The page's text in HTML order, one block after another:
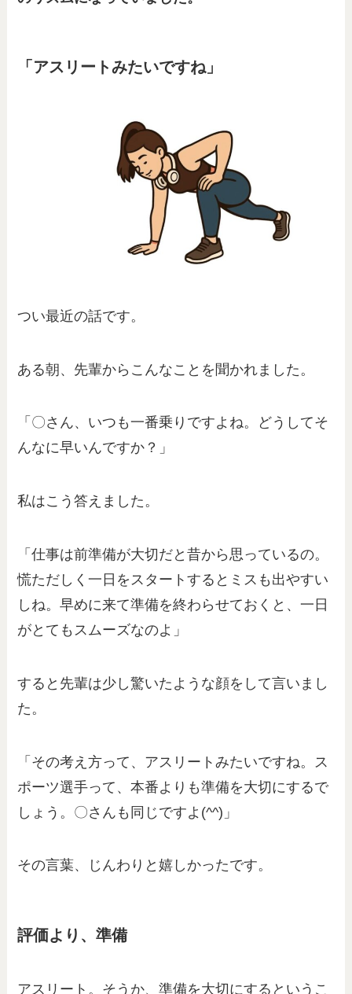
「アスリートみたいですね」
つい最近の話です。
ある朝、先輩からこんなことを聞かれました。
「〇さん、いつも一番乗りですよね。どうしてそ
んなに早いんですか？」
私はこう答えました。
「仕事は前準備が大切だと昔から思っているの。
慌ただしく一日をスタートするとミスも出やすい
しね。早めに来て準備を終わらせておくと、一日
がとてもスムーズなのよ」
すると先輩は少し驚いたような顔をして言いまし
た。
「その考え方って、アスリートみたいですね。ス
ポーツ選手って、本番よりも準備を大切にするで
しょう。〇さんも同じですよ(^^)」
その言葉、じんわりと嬉しかったです。
評価より、準備
アスリート。そうか、準備を大切にするというこ